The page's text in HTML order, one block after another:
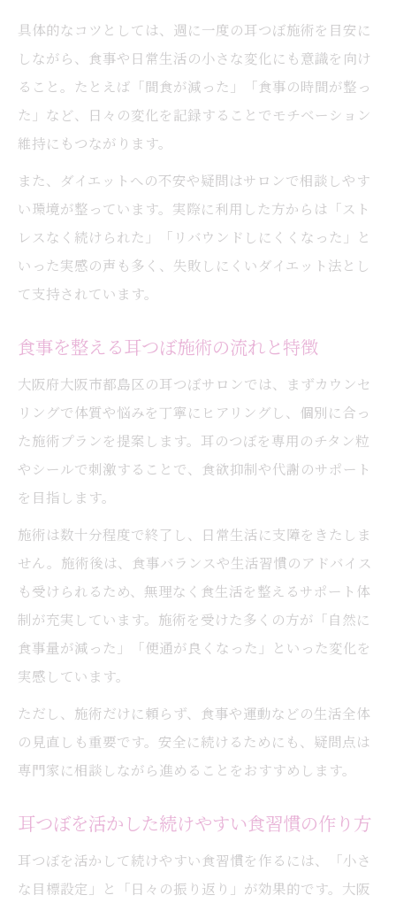
具体的なコツとしては、週に一度の耳つぼ施術を目安に
しながら、食事や日常生活の小さな変化にも意識を向け
ること。たとえば「間食が減った」「食事の時間が整っ
た」など、日々の変化を記録することでモチベーション
維持にもつながります。
また、ダイエットへの不安や疑問はサロンで相談しやす
い環境が整っています。実際に利用した方からは「スト
レスなく続けられた」「リバウンドしにくくなった」と
いった実感の声も多く、失敗しにくいダイエット法とし
て支持されています。
食事を整える耳つぼ施術の流れと特徴
大阪府大阪市都島区の耳つぼサロンでは、まずカウンセ
リングで体質や悩みを丁寧にヒアリングし、個別に合っ
た施術プランを提案します。耳のつぼを専用のチタン粒
やシールで刺激することで、食欲抑制や代謝のサポート
を目指します。
施術は数十分程度で終了し、日常生活に支障をきたしま
せん。施術後は、食事バランスや生活習慣のアドバイス
も受けられるため、無理なく食生活を整えるサポート体
制が充実しています。施術を受けた多くの方が「自然に
食事量が減った」「便通が良くなった」といった変化を
実感しています。
ただし、施術だけに頼らず、食事や運動などの生活全体
の見直しも重要です。安全に続けるためにも、疑問点は
専門家に相談しながら進めることをおすすめします。
耳つぼを活かした続けやすい食習慣の作り方
耳つぼを活かして続けやすい食習慣を作るには、「小さ
な目標設定」と「日々の振り返り」が効果的です。大阪